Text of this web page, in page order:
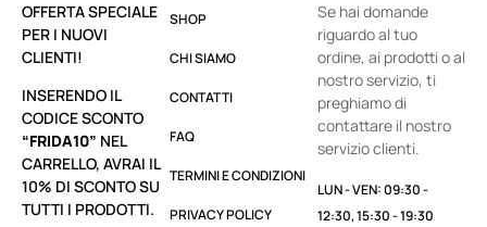
OFFERTA SPECIALE
PER I NUOVI
CLIENTI!
INSERENDO IL
CODICE SCONTO
“FRIDA10” NEL
CARRELLO, AVRAI IL
10% DI SCONTO SU
TUTTI I PRODOTTI.
SHOP
CHI SIAMO
CONTATTI
FAQ
TERMINI E CONDIZIONI
PRIVACY POLICY
Se hai domande
riguardo al tuo
ordine, ai prodotti o al
nostro servizio, ti
preghiamo di
contattare il nostro
servizio clienti.
LUN - VEN: 09:30 -
12:30, 15:30 - 19:30